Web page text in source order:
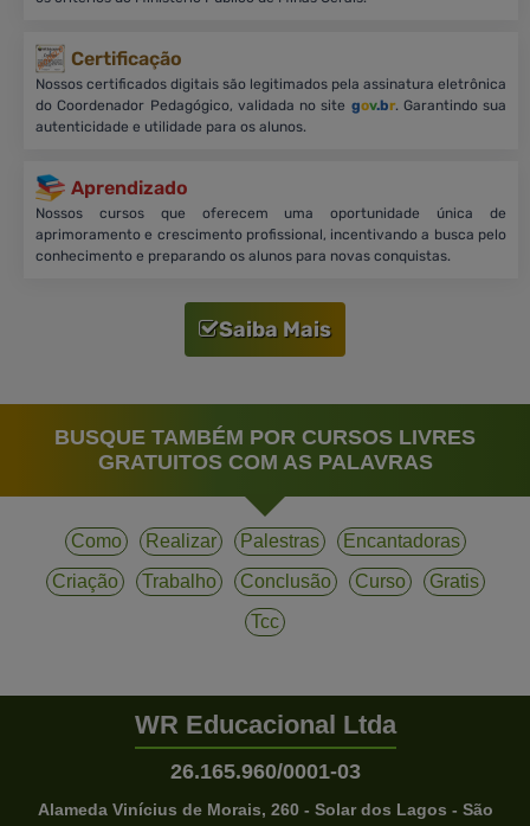
Certificação
Nossos certificados digitais são legitimados pela assinatura eletrônica
do Coordenador Pedagógico, validada no site gov.br. Garantindo sua
autenticidade e utilidade para os alunos.
Aprendizado
Nossos cursos que oferecem uma oportunidade única de
aprimoramento e crescimento profissional, incentivando a busca pelo
conhecimento e preparando os alunos para novas conquistas.
Saiba Mais
BUSQUE TAMBÉM POR CURSOS LIVRES
GRATUITOS COM AS PALAVRAS
Como Realizar Palestras
Encantadoras
Criação
Trabalho Conclusão Curso
Gratis
Tcc
WR Educacional Ltda
26.165.960/0001-03
Alameda Vinícius de Morais, 260 - Solar dos Lagos - São